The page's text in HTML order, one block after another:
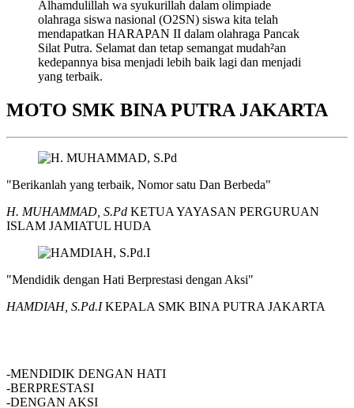
Alhamdulillah wa syukurillah dalam olimpiade
olahraga siswa nasional (O2SN) siswa kita telah
mendapatkan HARAPAN II dalam olahraga Pancak
Silat Putra. Selamat dan tetap semangat mudah²an
kedepannya bisa menjadi lebih baik lagi dan menjadi
yang terbaik.
MOTO SMK BINA PUTRA JAKARTA
"Berikanlah yang terbaik, Nomor satu Dan Berbeda"
H. MUHAMMAD, S.Pd KETUA YAYASAN PERGURUAN
ISLAM JAMIATUL HUDA
"Mendidik dengan Hati Berprestasi dengan Aksi"
HAMDIAH, S.Pd.IKEPALA SMK BINA PUTRA JAKARTA
-MENDIDIK DENGAN HATI
-BERPRESTASI
-DENGAN AKSI